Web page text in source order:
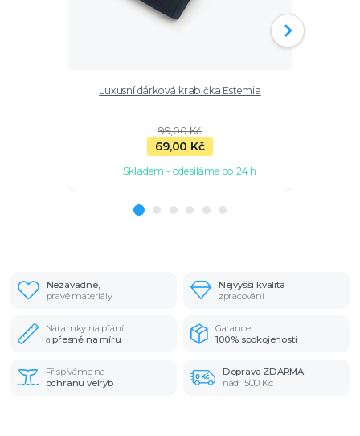
Luxusní dárková krabička Estemia
99,00 Kč
69,00 Kč
Skladem - odesíláme do 24 h
Nezávadné,
pravé materiály
Nejvyšší kvalita
zpracování
Náramky na přání
apřesně na míru
Garance
100% spokojenosti
Přispíváme na
ochranu velryb
Doprava ZDARMA
nad 1500 Kč